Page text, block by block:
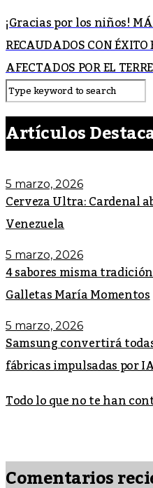
¡Gracias por los niños!
RECAUDADOS CON
AFECTADOS POR EL
Artículos
5 marzo, 2026
Cerveza Ultra: Cardenal
Venezuela
5 marzo, 2026
4 sabores misma
Galletas María Momentos
5 marzo, 2026
Samsung convertirá
fábricas impulsadas por
Todo lo que no te han
Comentarios